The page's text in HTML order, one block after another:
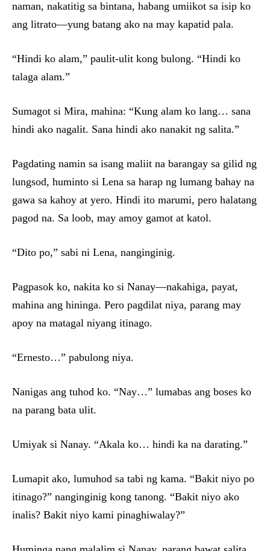
naman, nakatitig sa bintana, habang umiikot sa isip ko
ang litrato—yung batang ako na may kapatid pala.
“Hindi ko alam,” paulit-ulit kong bulong. “Hindi ko
talaga alam.”
Sumagot si Mira, mahina: “Kung alam ko lang… sana
hindi ako nagalit. Sana hindi ako nanakit ng salita.”
Pagdating namin sa isang maliit na barangay sa gilid ng
lungsod, huminto si Lena sa harap ng lumang bahay na
gawa sa kahoy at yero. Hindi ito marumi, pero halatang
pagod na. Sa loob, may amoy gamot at katol.
“Dito po,” sabi ni Lena, nanginginig.
Pagpasok ko, nakita ko si Nanay—nakahiga, payat,
mahina ang hininga. Pero pagdilat niya, parang may
apoy na matagal niyang itinago.
“Ernesto…” pabulong niya.
Nanigas ang tuhod ko. “Nay…” lumabas ang boses ko
na parang bata ulit.
Umiyak si Nanay. “Akala ko… hindi ka na darating.”
Lumapit ako, lumuhod sa tabi ng kama. “Bakit niyo po
itinago?” nanginginig kong tanong. “Bakit niyo ako
inalis? Bakit niyo kami pinaghiwalay?”